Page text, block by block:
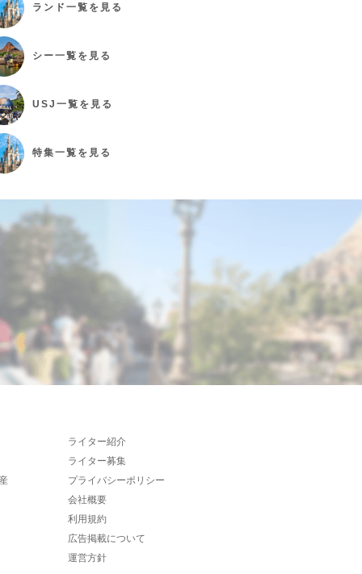
ランド 一覧を見る
シー一覧を見る
USJ 一覧を見る
特集一覧を見る
ライター紹介
ライター募集
プライバシーポリシー
会社概要
利用規約
広告掲載について
運営方針